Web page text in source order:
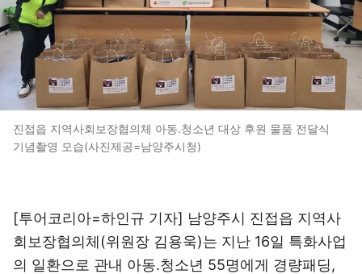
진접읍 지역사회보장협의체 아동.청소년 대상 후원 물품 전달식
기념촬영 모습(사진제공=남양주시청)
[투어코리아=하인규 기자] 남양주시 진접읍 지역사
회보장협의체(위원장 김용욱)는 지난 16일 특화사업
의 일환으로 관내 아동․청소년 55명에게 경량패딩,